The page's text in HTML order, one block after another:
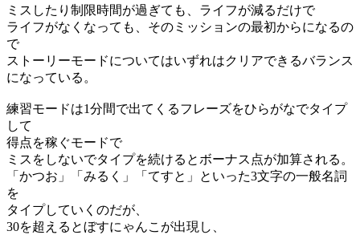
ミスしたり制限時間が過ぎても、ライフが減るだけで
ライフがなくなっても、そのミッションの最初からになるの
で
ストーリーモードについてはいずれはクリアできるバランス
になっている。
練習モードは1分間で出てくるフレーズをひらがなでタイプ
して
得点を稼ぐモードで
ミスをしないでタイプを続けるとボーナス点が加算される。
「かつお」「みるく」「てすと」といった3文字の一般名詞
を
タイプしていくのだが、
30を超えるとぼすにゃんこが出現し、